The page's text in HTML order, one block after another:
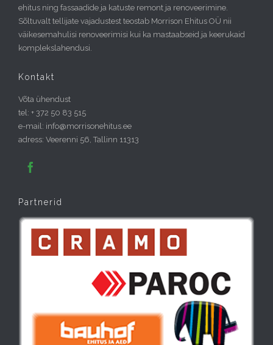
ehitus ning fassaadide ja katuste remont ja renoveerimine.
Sõltuvalt tellijate vajadustest teostab Morrison Ehitus OÜ nii
väikesemahulisi renoveerimisi kui ka mastaabseid ja keerukaid
komplekslahendusi.
Kontakt
Võta ühendust
tel: + 372 50 83 515
e-mail: info@morrisonehitus.ee
adress: Veerenni 56, Tallinn 11313

Partnerid